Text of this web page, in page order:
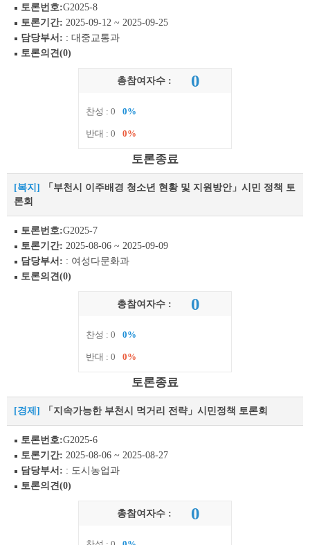
토론번호:G2025-8
토론기간: 2025-09-12 ~ 2025-09-25
담당부서: : 대중교통과
토론의견(0)
총참여자수 : 0
찬성 : 0 0%
반대 : 0 0%
토론종료
[복지]
「부천시 이주배경 청소년 현황 및 지원방안」시민 정책 토
론회
토론번호:G2025-7
토론기간: 2025-08-06 ~ 2025-09-09
담당부서: : 여성다문화과
토론의견(0)
총참여자수 : 0
찬성 : 0 0%
반대 : 0 0%
토론종료
[경제] 「지속가능한 부천시 먹거리 전략」시민정책 토론회
토론번호:G2025-6
토론기간: 2025-08-06 ~ 2025-08-27
담당부서: : 도시농업과
토론의견(0)
총참여자수 : 0